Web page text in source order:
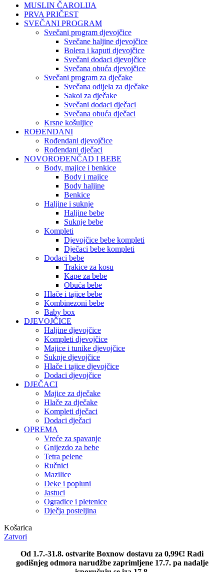
MUSLIN ČAROLIJA
PRVA PRIČEST
SVEČANI PROGRAM
Svečani program djevojčice
Svečane haljine djevojčice
Bolera i kaputi djevojčice
Svečani dodaci djevojčice
Svečana obuća djevojčice
Svečani program za dječake
Svečana odijela za dječake
Sakoi za dječake
Svečani dodaci dječaci
Svečana obuća dječaci
Krsne košuljice
ROĐENDANI
Rođendani djevojčice
Rođendani dječaci
NOVOROĐENČAD I BEBE
Body, majice i benkice
Body i majice
Body haljine
Benkice
Haljine i suknje
Haljine bebe
Suknje bebe
Kompleti
Djevojčice bebe kompleti
Dječaci bebe kompleti
Dodaci bebe
Trakice za kosu
Kape za bebe
Obuća bebe
Hlače i tajice bebe
Kombinezoni bebe
Baby box
DJEVOJČICE
Haljine djevojčice
Kompleti djevojčice
Majice i tunike djevojčice
Suknje djevojčice
Hlače i tajice djevojčice
Dodaci djevojčice
DJEČACI
Majice za dječake
Hlače za dječake
Kompleti dječaci
Dodaci dječaci
OPREMA
Vreće za spavanje
Gnijezdo za bebe
Tetra pelene
Ručnici
Mazilice
Deke i popluni
Jastuci
Ogradice i pletenice
Dječja posteljina
Košarica
Zatvori
Od 1.7.-31.8. ostvarite Boxnow dostavu za 0,99€! Radi
godišnjeg odmora narudžbe zaprimljene 17.7. pa nadalje